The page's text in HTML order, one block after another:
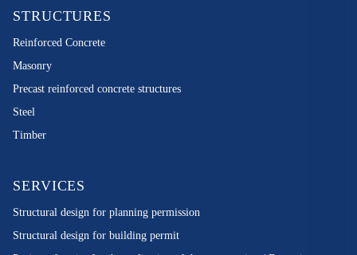
STRUCTURES
Reinforced Concrete
Masonry
Precast reinforced concrete structures
Steel
Timber
SERVICES
Structural design for planning permission
Structural design for building permit